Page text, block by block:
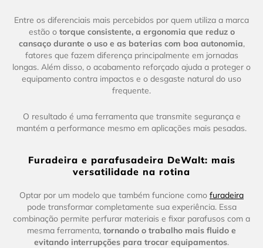
Entre os diferenciais mais percebidos por quem utiliza a marca
estão o torque consistente, a ergonomia que reduz o
cansaço durante o uso e as baterias com boa autonomia,
fatores que fazem diferença principalmente em jornadas
longas. Além disso, o acabamento reforçado ajuda a proteger o
equipamento contra impactos e o desgaste natural do uso
frequente.
O resultado é uma ferramenta que transmite segurança e
mantém a performance mesmo em aplicações mais pesadas.
Furadeira e parafusadeira DeWalt: mais
versatilidade na rotina
Optar por um modelo que também funcione como furadeira
pode transformar completamente sua experiência. Essa
combinação permite perfurar materiais e fixar parafusos com a
mesma ferramenta, tornando o trabalho mais fluido e
evitando interrupções para trocar equipamentos.